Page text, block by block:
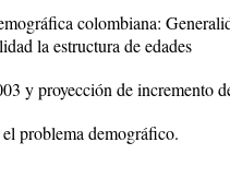
colombiana:
la estructura de edades
y proyección de incremento
problema demográfico.